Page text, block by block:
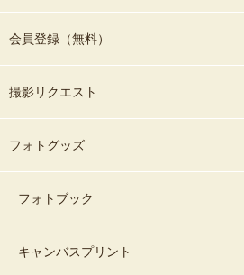
会員登録（無料）
撮影リクエスト
フォトグッズ
フォトブック
キャンバスプリント